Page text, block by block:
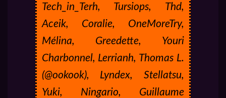
Tech_in_Terh, Tursiops, Thd,
Aceik, Coralie, OneMoreTry,
Mélina, Greedette, Youri
Charbonnel, Lerrianh, Thomas L.
(@ookook), Lyndex, Stellatsu,
Yuki, Ningario, Guillaume